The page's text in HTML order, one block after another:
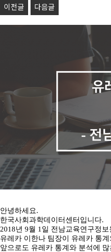
이전글 다음글
안녕하세요.
한국사회과학데이터센터입니다.
2018년 9월 1일 전남교육연구정
유레카 이한나 팀장이 유레카 통
앞으로도 유레카 통계와 분석에